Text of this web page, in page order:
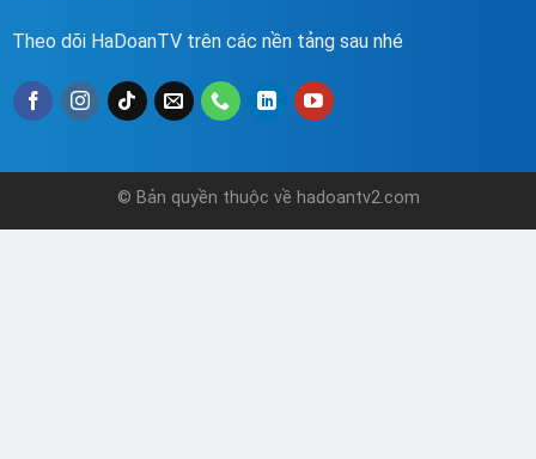
Theo dõi HaDoanTV trên các nền tảng sau nhé
© Bản quyền thuộc về hadoantv2.com